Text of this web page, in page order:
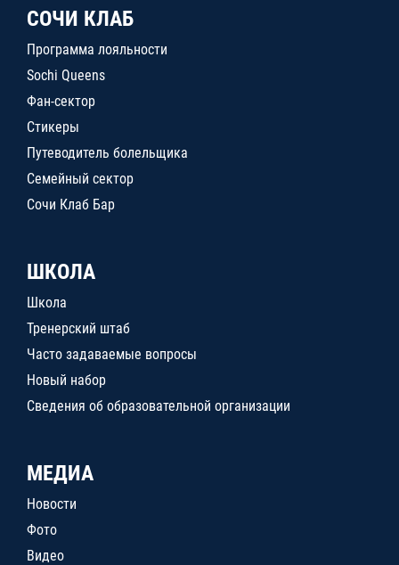
СОЧИ КЛАБ
Программа лояльности
Sochi Queens
Фан-сектор
Стикеры
Путеводитель болельщика
Семейный сектор
Сочи Клаб Бар
ШКОЛА
Школа
Тренерский штаб
Часто задаваемые вопросы
Новый набор
Сведения об образовательной организации
МЕДИА
Новости
Фото
Видео